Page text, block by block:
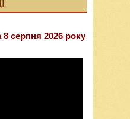
8 серпня 2026 року